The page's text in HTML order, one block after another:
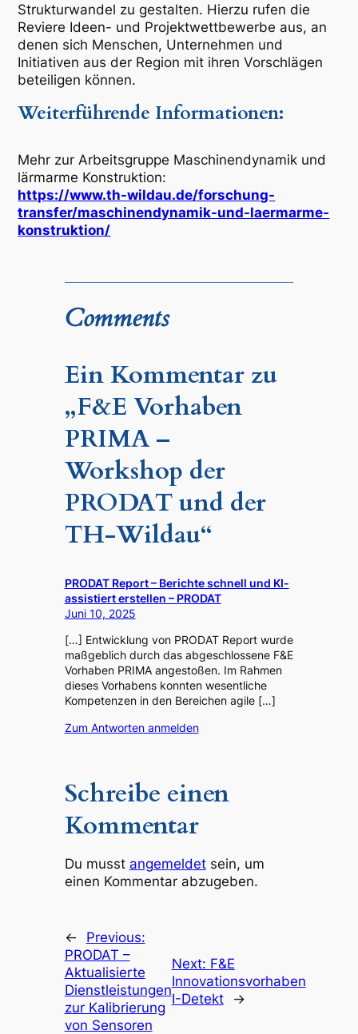
Strukturwandel zu gestalten. Hierzu rufen die
Reviere Ideen- und Projektwettbewerbe aus, an
denen sich Menschen, Unternehmen und
Initiativen aus der Region mit ihren Vorschlägen
beteiligen können.
Weiterführende Informationen:
Mehr zur Arbeitsgruppe Maschinendynamik und
lärmarme Konstruktion:
https://www.th-wildau.de/forschung-
transfer/maschinendynamik-und-laermarme-
konstruktion/
Comments
Ein Kommentar zu
„F&E Vorhaben
PRIMA –
Workshop der
PRODAT und der
TH-Wildau“
PRODAT Report – Berichte schnell und KI-
assistiert erstellen – PRODAT
Juni 10, 2025
[…] Entwicklung von PRODAT Report wurde
maßgeblich durch das abgeschlossene F&E
Vorhaben PRIMA angestoßen. Im Rahmen
dieses Vorhabens konnten wesentliche
Kompetenzen in den Bereichen agile […]
Zum Antworten anmelden
Schreibe einen
Kommentar
Du musst angemeldetsein, um
einen Kommentar abzugeben.
←
Previous:
PRODAT –
Aktualisierte
Dienstleistungen
zur Kalibrierung
von Sensoren
Next: F&E
Innovationsvorhaben
I-Detekt
→